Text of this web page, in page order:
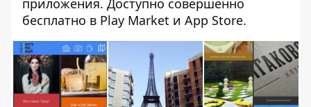
приложения. Доступно совершенно
бесплатно в Play Market и App Store.